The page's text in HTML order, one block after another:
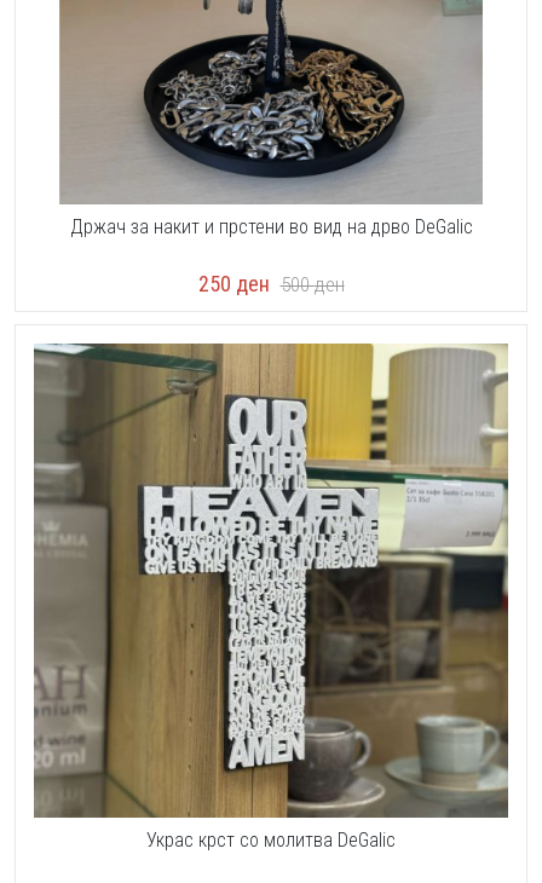
Држач за накит и прстени во вид на дрво DeGalic
250 ден 500ден
Украс крст со молитва DeGalic